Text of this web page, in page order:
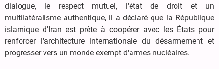
dialogue, le respect mutuel, l'état de droit et un
multilatéralisme authentique, il a déclaré que la République
islamique d'Iran est prête à coopérer avec les États pour
renforcer l'architecture internationale du désarmement et
progresser vers un monde exempt d'armes nucléaires.